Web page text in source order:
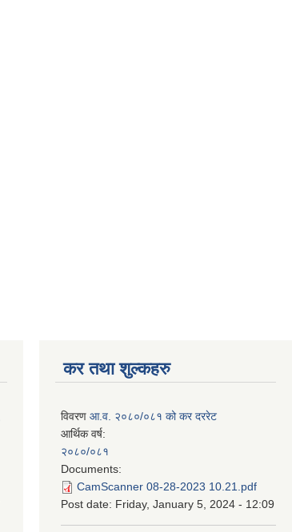
कर तथा शुल्कहरु
विवरण आ.व. २०८०/०८१ को कर दररेट
आर्थिक वर्ष:
२०८०/०८१
Documents:
CamScanner 08-28-2023 10.21.pdf
Post date: Friday, January 5, 2024 - 12:09